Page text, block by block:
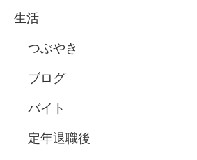
生活
つぶやき
ブログ
バイト
定年退職後